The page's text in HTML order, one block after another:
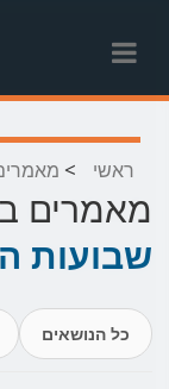
ראשי >
מאמרים
שבועות
כל הנושאים